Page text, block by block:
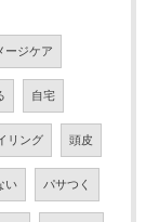
ージケア
自宅
リング 頭皮
い パサつく